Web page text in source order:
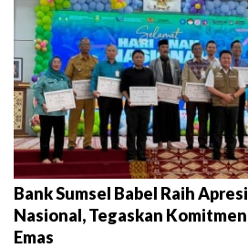
Bank Sumsel Babel Raih
Nasional, Tegaskan
Emas